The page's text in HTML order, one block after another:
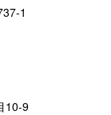
1
10-9